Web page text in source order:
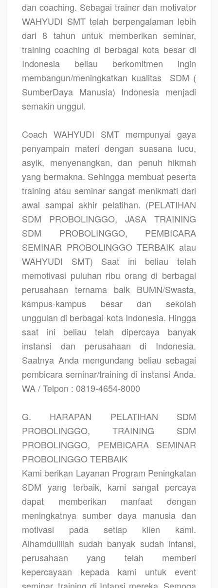
dan coaching. Sebagai trainer dan motivator
WAHYUDI SMT telah berpengalaman lebih
dari 8 tahun untuk memberikan seminar,
training coaching di berbagai kota besar di
Indonesia beliau berkomitmen ingin
membangun/meningkatkan kualitas
SDM (
SumberDaya Manusia) Indonesia menjadi
semakin unggul.
Coach WAHYUDI SMT mempunyai gaya
penyampain materi dengan suasana lucu,
asyik, menyenangkan, dan penuh hikmah
yang bermakna. Sehingga membuat peserta
training atau seminar sangat menikmati dari
awal sampai akhir pelatihan. (PELATIHAN
SDM PROBOLINGGO, JASA TRAINING
SDM PROBOLINGGO, PEMBICARA
SEMINAR PROBOLINGGO TERBAIK atau
WAHYUDI SMT) Saat ini beliau telah
memotivasi puluhan ribu orang di berbagai
perusahaan ternama baik BUMN/Swasta,
kampus-kampus besar dan sekolah
unggulan di berbagai kota Indonesia. Hingga
saat ini beliau telah dipercaya banyak
instansi dan perusahaan di Indonesia.
Saatnya Anda mengundang beliau sebagai
pembicara seminar/training di instansi Anda.
WA / Telpon : 0819-4654-8000
G. HARAPAN PELATIHAN SDM
PROBOLINGGO, TRAINING SDM
PROBOLINGGO, PEMBICARA SEMINAR
PROBOLINGGO TERBAIK
Kami berikan Layanan Program Peningkatan
SDM yang terbaik, kami sangat percaya
dapat memberikan manfaat dengan
meningkatnya sumber daya manusia dan
motivasi pada setiap klien kami.
Alhamdulillah sudah banyak sudah intansi,
perusahaan yang telah memberi
kepercayaan kepada kami untuk event